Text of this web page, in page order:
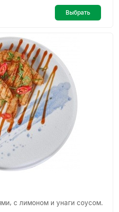
Выбрать
с лимоном и унаги соусом.